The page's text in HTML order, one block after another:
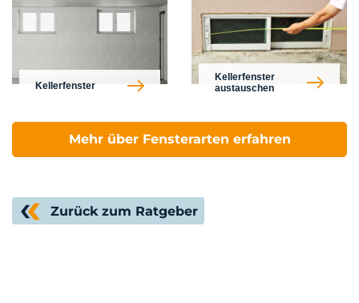
Kellerfenster
Kellerfenster
austauschen
Mehr über Fensterarten erfahren
Zurück zum Ratgeber